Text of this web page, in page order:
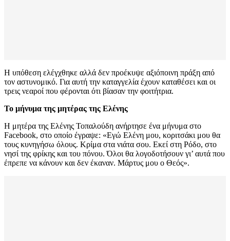
Η υπόθεση ελέγχθηκε αλλά δεν προέκυψε αξιόποινη πράξη από
τον αστυνομικό. Για αυτή την καταγγελία έχουν καταθέσει και οι
τρεις νεαροί που φέρονται ότι βίασαν την φοιτήτρια.
Το μήνυμα της μητέρας της Ελένης
Η μητέρα της Ελένης Τοπαλούδη ανήρτησε ένα μήνυμα στο
Facebook, στο οποίο έγραψε: «Εγώ Ελένη μου, κοριτσάκι μου θα
τους κυνηγήσω όλους. Κρίμα στα νιάτα σου. Εκεί στη Ρόδο, στο
νησί της φρίκης και του πόνου. Όλοι θα λογοδοτήσουν γι’ αυτά που
έπρεπε να κάνουν και δεν έκαναν. Μάρτυς μου ο Θεός».